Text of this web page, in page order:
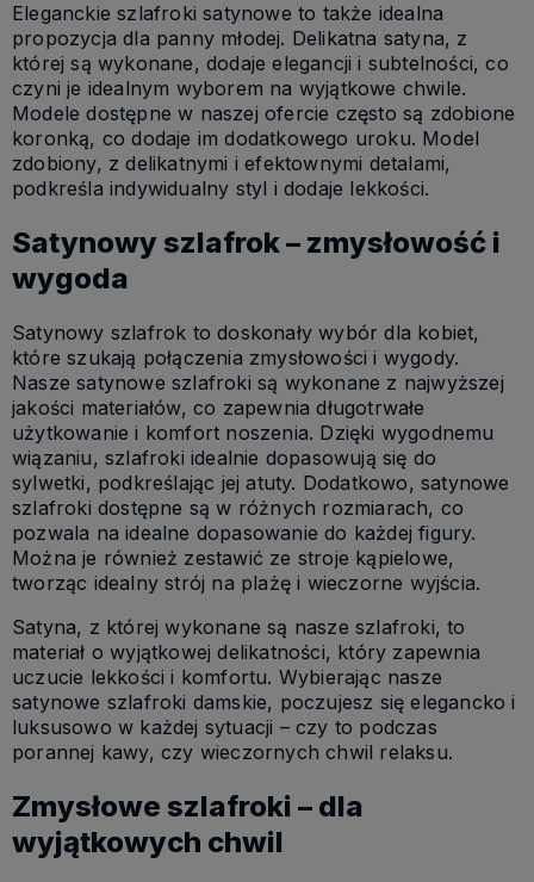
Eleganckie szlafroki satynowe to także idealna
propozycja dla panny młodej. Delikatna satyna, z
której są wykonane, dodaje elegancji i subtelności, co
czyni je idealnym wyborem na wyjątkowe chwile.
Modele dostępne w naszej ofercie często są zdobione
koronką, co dodaje im dodatkowego uroku. Model
zdobiony, z delikatnymi i efektownymi detalami,
podkreśla indywidualny styl i dodaje lekkości.
Satynowy szlafrok – zmysłowość i
wygoda
Satynowy szlafrok to doskonały wybór dla kobiet,
które szukają połączenia zmysłowości i wygody.
Nasze satynowe szlafroki są wykonane z najwyższej
jakości materiałów, co zapewnia długotrwałe
użytkowanie i komfort noszenia. Dzięki wygodnemu
wiązaniu, szlafroki idealnie dopasowują się do
sylwetki, podkreślając jej atuty. Dodatkowo, satynowe
szlafroki dostępne są w różnych rozmiarach, co
pozwala na idealne dopasowanie do każdej figury.
Można je również zestawić ze stroje kąpielowe,
tworząc idealny strój na plażę i wieczorne wyjścia.
Satyna, z której wykonane są nasze szlafroki, to
materiał o wyjątkowej delikatności, który zapewnia
uczucie lekkości i komfortu. Wybierając nasze
satynowe szlafroki damskie, poczujesz się elegancko i
luksusowo w każdej sytuacji – czy to podczas
porannej kawy, czy wieczornych chwil relaksu.
Zmysłowe szlafroki – dla
wyjątkowych chwil